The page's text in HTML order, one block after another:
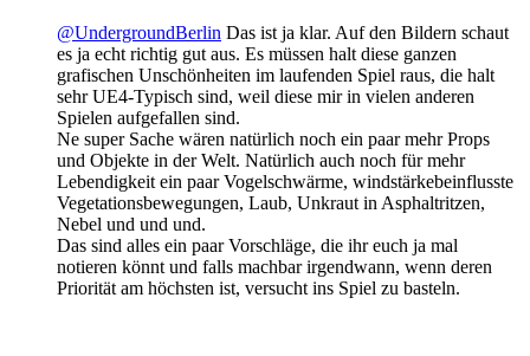
@UndergroundBerlin Das ist ja klar. Auf den Bildern schaut
es ja echt richtig gut aus. Es müssen halt diese ganzen
grafischen Unschönheiten im laufenden Spiel raus, die halt
sehr UE4-Typisch sind, weil diese mir in vielen anderen
Spielen aufgefallen sind.
Ne super Sache wären natürlich noch ein paar mehr Props
und Objekte in der Welt. Natürlich auch noch für mehr
Lebendigkeit ein paar Vogelschwärme, windstärkebeinflusste
Vegetationsbewegungen, Laub, Unkraut in Asphaltritzen,
Nebel und und und.
Das sind alles ein paar Vorschläge, die ihr euch ja mal
notieren könnt und falls machbar irgendwann, wenn deren
Priorität am höchsten ist, versucht ins Spiel zu basteln.